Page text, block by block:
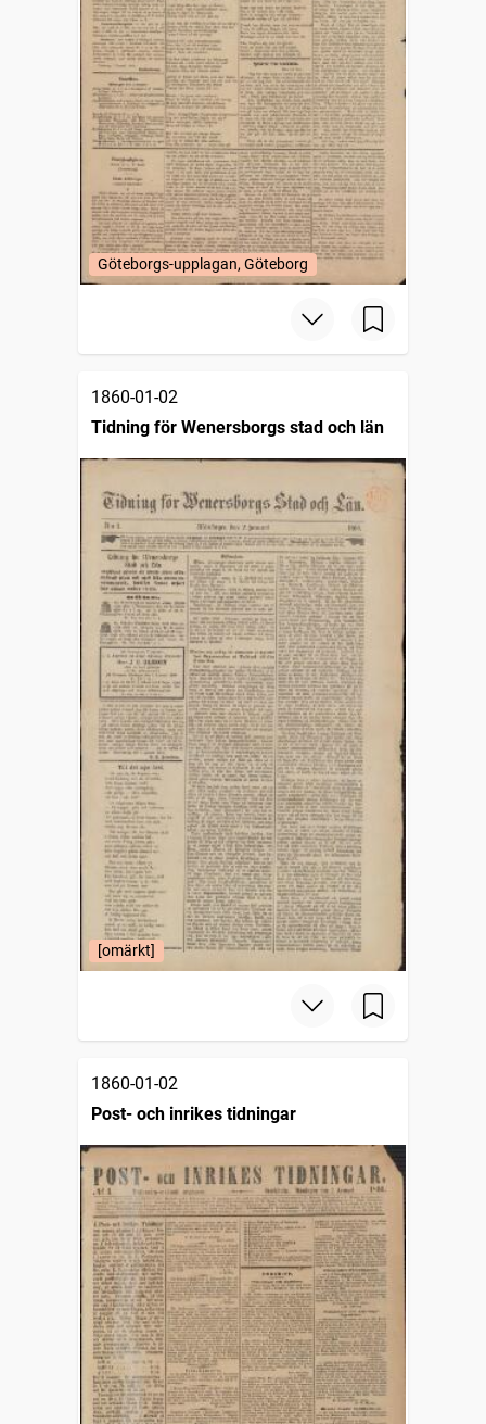
Göteborgs-upplagan, Göteborg
1860-01-02
Tidning för Wenersborgs stad och län
[omärkt]
1860-01-02
Post- och inrikes tidningar